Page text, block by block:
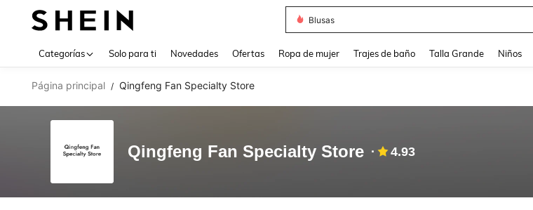
Blusas
Categorías Solo para ti Novedades Ofertas Ropa de mujer Trajes de baño Talla Grande Niños
Página principal / Qingfeng Fan Specialty Store
Qingfeng Fan Specialty Store 4.93